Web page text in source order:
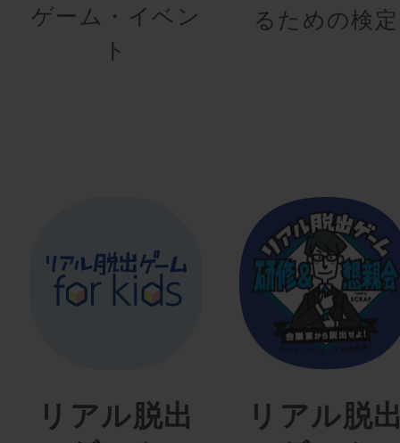
ゲーム・イベン
ト
るための検定
リアル脱出
リアル脱